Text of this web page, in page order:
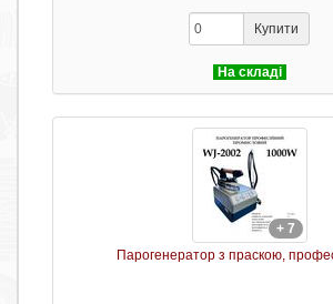
Купити
На складі
+ 7
Парогенератор з праскою,